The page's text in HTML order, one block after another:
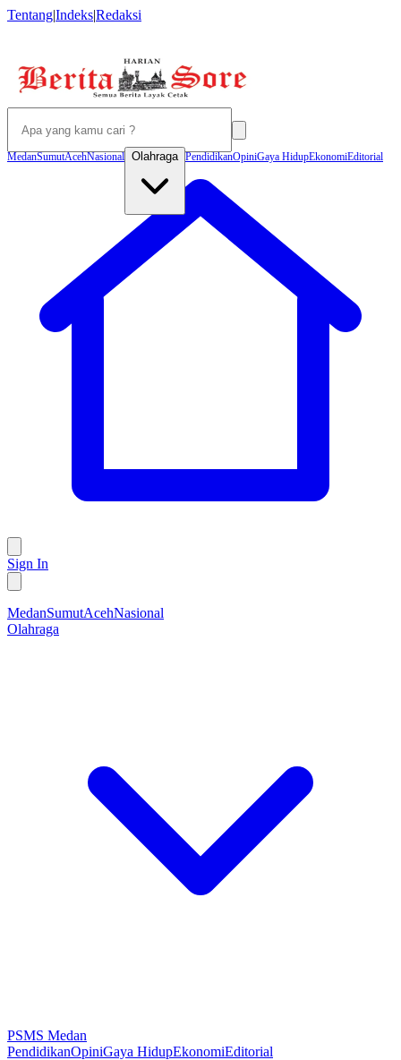
Tentang|Indeks|Redaksi
MedanSumutAcehNasional Olahraga PendidikanOpiniGaya HidupEkonomiEditorial
Sign In
MedanSumutAcehNasional
Olahraga
PSMS Medan
PendidikanOpiniGaya HidupEkonomiEditorial